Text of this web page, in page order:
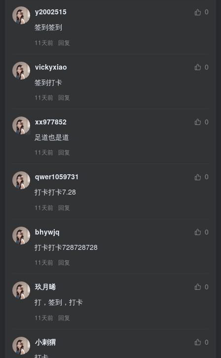
y2002515
0
签到签到
11天前 回复
vickyxiao
0
签到打卡
11天前 回复
xx977852
0
足道也是道
11天前 回复
qwer1059731
0
打卡打卡7.28
11天前 回复
bhywjq
0
打卡打卡728728728
11天前 回复
玖月晞
0
打，签到，打卡
11天前 回复
小刺猬
0